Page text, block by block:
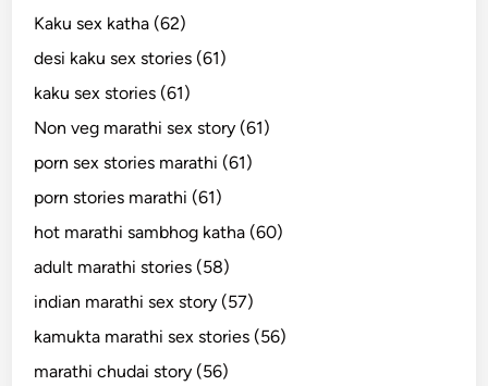
Kaku sex katha (62)
desi kaku sex stories (61)
kaku sex stories (61)
Non veg marathi sex story (61)
porn sex stories marathi (61)
porn stories marathi (61)
hot marathi sambhog katha (60)
adult marathi stories (58)
indian marathi sex story (57)
kamukta marathi sex stories (56)
marathi chudai story (56)